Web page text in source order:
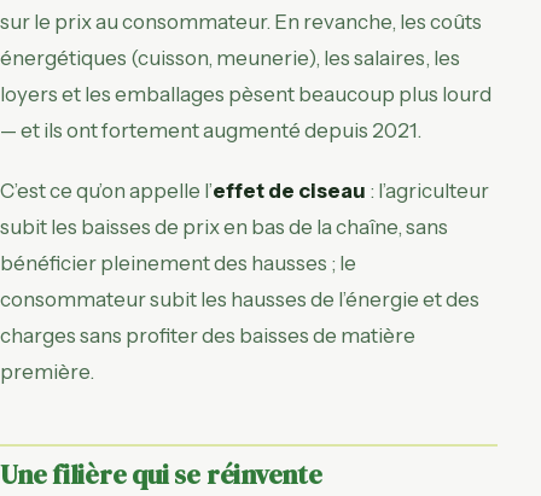
sur le prix au consommateur. En revanche, les coûts
énergétiques (cuisson, meunerie), les salaires, les
loyers et les emballages pèsent beaucoup plus lourd
— et ils ont fortement augmenté depuis 2021.
C’est ce qu’on appelle l’effet de ciseau : l’agriculteur
subit les baisses de prix en bas de la chaîne, sans
bénéficier pleinement des hausses ; le
consommateur subit les hausses de l’énergie et des
charges sans profiter des baisses de matière
première.
Une filière qui se réinvente